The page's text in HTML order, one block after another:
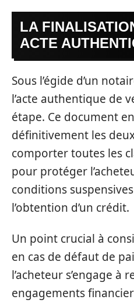
LA
ACTE
Sous l’égide d’un
l’acte authentique de
étape. Ce document
définitivement les
comporter toutes les
pour protéger
conditions
l’obtention d’un crédit.
Un point crucial à
en cas de défaut de
l’acheteur s’engage à
engagements